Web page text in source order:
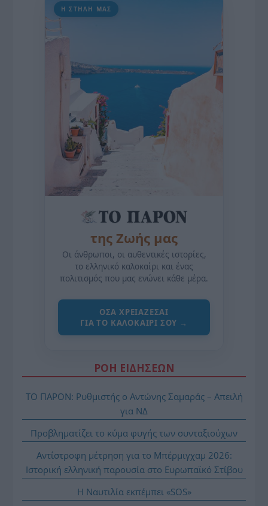
Η ΣΤΗΛΗ ΜΑΣ
της Ζωής μας
Οι άνθρωποι, οι αυθεντικές ιστορίες,
το ελληνικό καλοκαίρι και ένας
πολιτισμός που μας ενώνει κάθε μέρα.
ΌΣΑ ΧΡΕΙΆΖΕΣΑΙ
ΓΙΑ ΤΟ ΚΑΛΟΚΑΊΡΙ ΣΟΥ →
ΡΟΗ ΕΙΔΗΣΕΩΝ
ΤΟ ΠΑΡΟΝ: Ρυθμιστής ο Αντώνης Σαμαράς – Απειλή
για ΝΔ
Προβληματίζει το κύμα φυγής των συνταξιούχων
Αντίστροφη μέτρηση για το Μπέρμιγχαμ 2026:
Ιστορική ελληνική παρουσία στο Ευρωπαϊκό Στίβου
Η Ναυτιλία εκπέμπει «SOS»